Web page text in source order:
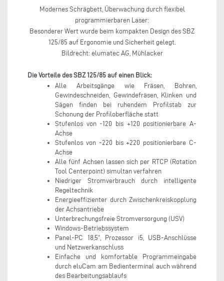
Modernes Schrägbett, Überwachung durch flexibel
programmierbaren Laser:
Besonderer Wert wurde beim kompakten Design des SBZ
125/85 auf Ergonomie und Sicherheit gelegt.
Bildrecht: elumatec AG, Mühlacker
Die Vorteile des SBZ 125/85 auf einen Blick:
Alle Arbeitsgänge wie Fräsen, Bohren,
Gewindeschneiden, Gewindefräsen, Klinken und
Sägen finden bei ruhendem Profilstab zur
Schonung der Profiloberfläche statt
Stufenlos von -120 bis +120 positionierbare A-
Achse
Stufenlos von -220 bis +220 positionierbare C-
Achse
Alle fünf Achsen lassen sich per RTCP (Rotation
Tool Centerpoint) simultan verfahren
Niedriger Stromverbrauch durch intelligente
Regeltechnik
Energieeffizienter durch Zwischenkreiskopplung
der Achsantriebe
Unterbrechungsfreie Stromversorgung (USV)
Windows-Betriebssystem
Panel-PC 18,5“, Prozessor i5, USB-Anschlüsse
und Netzwerkanschluss
Einfache und komfortable Programmeingabe
durch eluCam am Bedienterminal auch während
des Bearbeitungsablaufs